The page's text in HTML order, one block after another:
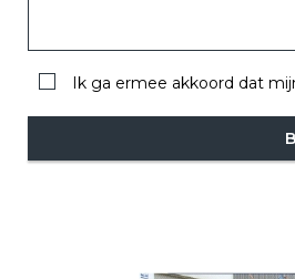
Ik ga ermee akkoord dat